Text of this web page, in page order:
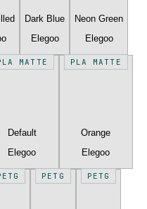
Dark Blue
Elegoo
Neon Green
Elegoo
MATTE
Default
Elegoo
PLA MATTE
Orange
Elegoo
PETG PETG